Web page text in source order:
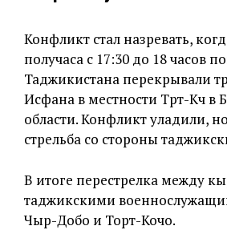
Конфликт стал назревать,
получаса с 17:30 до 18 часов
Таджикистана перекрывали
Исфана в местности Төрт-Көчө в
области. Конфликт уладили,
стрельба со стороны
В итоге перестрелка между
таджикскими
Чыр-Добо и Торт-Кочо.